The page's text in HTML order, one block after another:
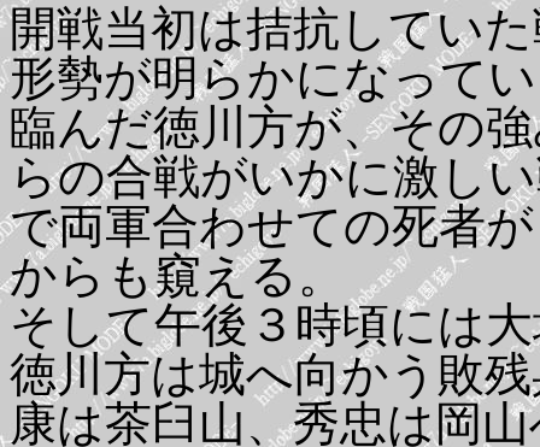
開戦当初は拮抗してい
形勢が明らかになって
臨んだ徳川方が、その
らの合戦がいかに激し
で両軍合わせての死者
からも窺える。
そして午後３時頃には
徳川方は城へ向かう敗
康は茶臼山、秀忠は岡